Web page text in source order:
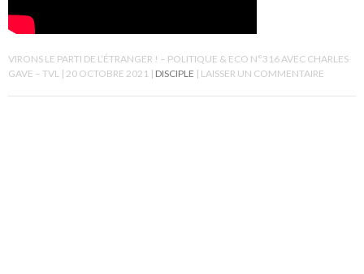
VIRONS LE PARTI DE L’ÉTRANGER ! – POLITIQUE & ECO N°316 AVEC CHARLES
GAVE – TVL 20 OCTOBRE 2021 DISCIPLE LAISSER UN COMMENTAIRE